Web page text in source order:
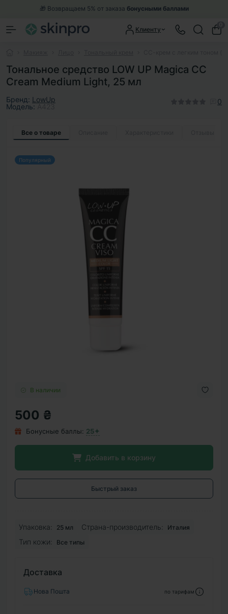
🎁 Возвращаем 5% от заказа бонусными баллами
Клиенту
Тональное средство LOW UP Magica CC
Cream Medium Light, 25 мл
Бренд: LowUp
Модель:
A423
0
Все о товаре
Популярный
В наличии
500 ₴
Бонусные баллы: 25✦
Добавить в корзину
Быстрый заказ
Упаковка: 25 мл Страна-производитель: Италия
Тип кожи: Все типы
Доставка
Нова Пошта по тарифам